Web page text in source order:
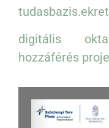
digitális
hozzáférés